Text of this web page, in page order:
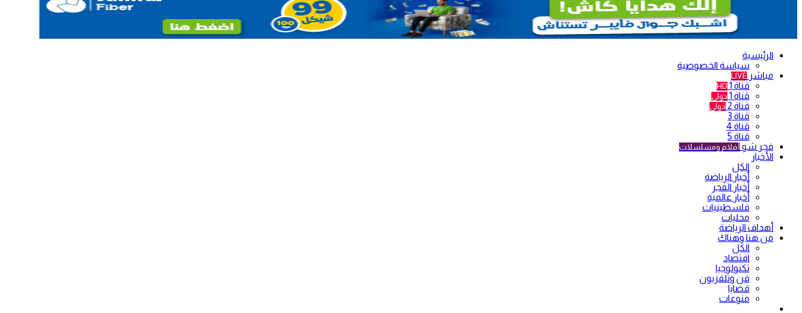
الرئيسية
سياسة الخصوصية
مباشر LIVE
قناة 1 HD
قناة 1 دولي
قناة 2 دولي
قناة 3
قناة 4
قناة 5
فجر شو أفلام ومسلسلات
الأخبار
الكل
أخبار الرياضة
أخبار الفجر
أخبار عالمية
فلسطينيات
محليات
أهداف الرياضة
من هنا وهناك
الكل
اقتصاد
تكنولوجيا
فن وتلفزيون
قضايا
منوعات